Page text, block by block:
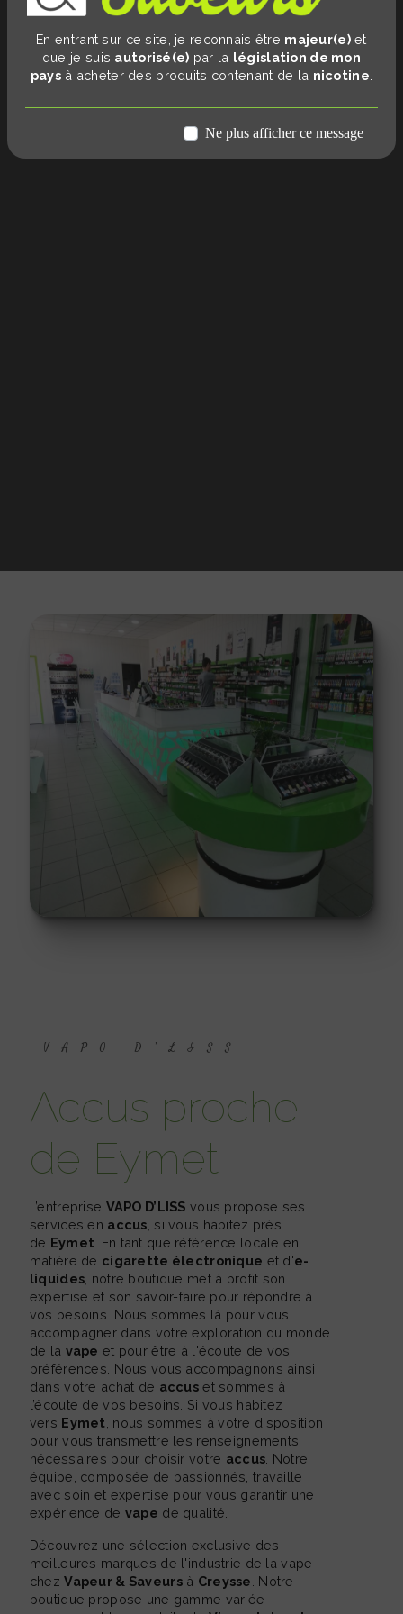
En entrant sur ce site, je reconnais être majeur(e)et
que je suis autorisé(e) par la législation de mon
pays à acheter des produits contenant de la nicotine
Ne plus afficher ce message
VAPO D’LISS
accus proche
de Eymet
L’entreprise VAPO D’LISS vous propose ses
services en accus , si vous habitez près
de Eymet . En tant que référence locale en
matière de cigarette électronique et d'e-
liquides , notre boutique met à profit son
expertise et son savoir-faire pour répondre à
vos besoins. Nous sommes là pour vous
accompagner dans votre exploration du monde
de la vape et pour être à l'écoute de vos
préférences. Nous vous accompagnons ainsi
dans votre achat de accus et sommes à
l’écoute de vos besoins. Si vous habitez
vers Eymet , nous sommes à votre disposition
pour vous transmettre les renseignements
nécessaires pour choisir votre accus . Notre
équipe, composée de passionnés, travaille
avec soin et expertise pour vous garantir une
expérience de vape de qualité.
Découvrez une sélection exclusive des
meilleures marques de l'industrie de la vape
chezVapeur & Saveursà Creysse . Notre
boutique propose une gamme variée